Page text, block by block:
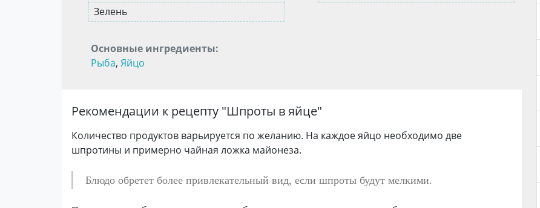
Зелень
Основные ингредиенты:
Рыба, Яйцо
Рекомендации к рецепту "Шпроты в яйце"
Количество продуктов варьируется по желанию. На каждое яйцо необходимо две
шпротины и примерно чайная ложка майонеза.
Блюдо обретет более привлекательный вид, если шпроты будут мелкими.